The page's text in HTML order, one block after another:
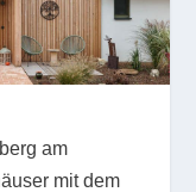
am
mit dem